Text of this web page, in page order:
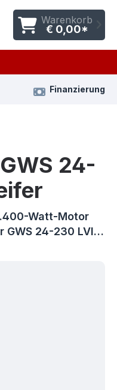
Warenkorb
€ 0,00*
Finanzierung
24-
Watt-Motor
GWS 24-230 LVI…